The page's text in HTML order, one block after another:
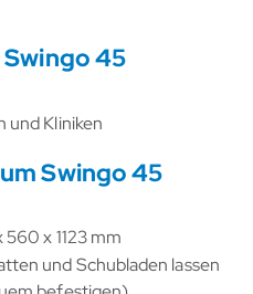
45
und Kliniken
Swingo 45
x 1123 mm
und Schubladen lassen